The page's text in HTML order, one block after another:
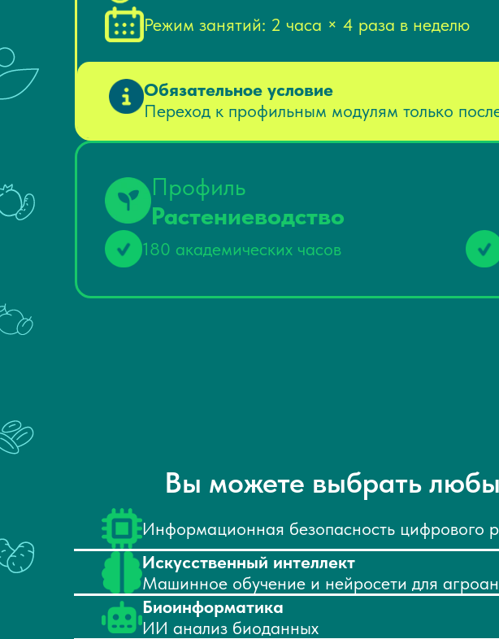
Вы можете выбрать
Информационная безопасность цифрового
Искусственный интеллект
Машинное обучение и нейросети для
Биоинформатика
ИИ анализ биоданных
Режим занятий: 2 часа × 4 раза в неделю
Обязательное условие
Переход к профильным модулям только
Профиль
Растениеводство
180 академических часов